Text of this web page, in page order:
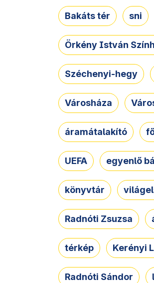
Bakáts tér sni
Örkény István
Széchenyi-hegy
Városháza
áramátalakító
UEFA egyenlő
könyvtár
Radnóti Zsuzsa
térkép Kerényi
Radnóti Sándor